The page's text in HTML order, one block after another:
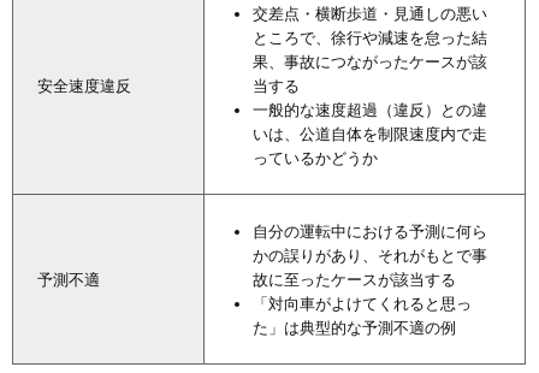
安全速度違反
交差点・横断歩道・見通しの悪い
ところで、徐行や減速を怠った結
果、事故につながったケースが該
当する
一般的な速度超過（違反）との違
いは、公道自体を制限速度内で走
っているかどうか
予測不適
自分の運転中における予測に何ら
かの誤りがあり、それがもとで事
故に至ったケースが該当する
「対向車がよけてくれると思っ
た」は典型的な予測不適の例